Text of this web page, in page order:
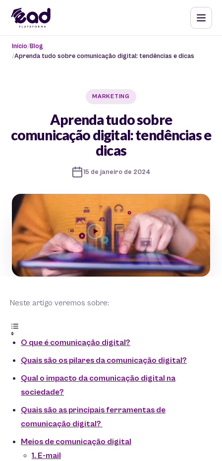
Início Blog
Aprenda tudo sobre comunicação digital: tendências e dicas
MARKETING
Aprenda tudo sobre
comunicação digital: tendências e
dicas
15 de janeiro de 2024
Neste artigo veremos sobre:
O que é comunicação digital?
Quais são os pilares da comunicação digital?
Qual o impacto da comunicação digital na
sociedade?
Quais são as principais ferramentas de
comunicação digital?
Meios de comunicação digital
1. E-mail